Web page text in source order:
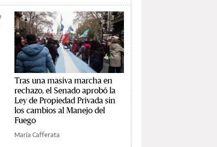
Tras una masiva marcha en
rechazo, el Senado aprobó la
Ley de Propiedad Privada sin
los cambios al Manejo del
Fuego
María Cafferata